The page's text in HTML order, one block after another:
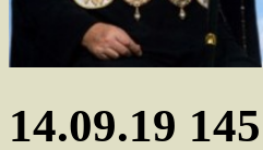
14.09.19 145